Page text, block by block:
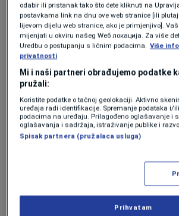
Drugostepeni postupak
Hrvatskoj
VIJESTI| 27. jun.| 0
Obren Petrović pred
Određen pritvor
brutalno ubistvo u
CRNA HRONIKA|17. maj.
odabir ili pristanak tako što ćete kliknuti na
postavkama link na dnu ove web stranice [ili
lijevom dijelu web stranice, ako je primjenjivo].
mijenjati u okviru našeg Wеб локација. Za više
Uredbu o postupanju s ličnim podacima. Više
privatnosti
Mi i naši partneri obrađujemo podatke
pružali:
Koristite podatke o tačnoj geolokaciji. Aktivno
uređaja radi identifikacije. Spremanje podataka i/
podacima na uređaju. Prilagođeno oglašavanje i
oglašavanja i sadržaja, istraživanje publike i
Spisak partnera (pružalaca usluga)
Prihvatam